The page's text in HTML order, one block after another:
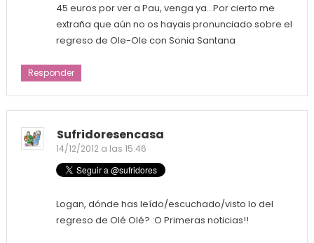
45 euros por ver a Pau, venga ya…Por cierto me
extraña que aún no os hayais pronunciado sobre el
regreso de Ole-Ole con Sonia Santana
Responder
Sufridoresencasa
14/12/2012 a las 15:46
Logan, dónde has leído/escuchado/visto lo del
regreso de Olé Olé? :O Primeras noticias!!